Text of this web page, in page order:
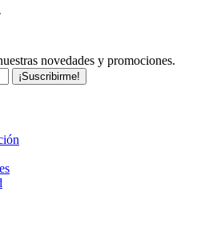
novedades y promociones.
¡Suscribirme!